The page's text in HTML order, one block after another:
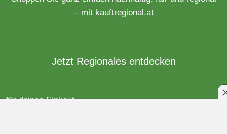
– mit kauftregional.at
Jetzt Regionales entdecken
für deinen Einkauf